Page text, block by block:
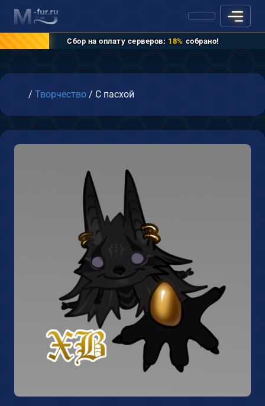
Сбор на оплату серверов: 18% собрано!
Главная
/ Творчество / С пасхой